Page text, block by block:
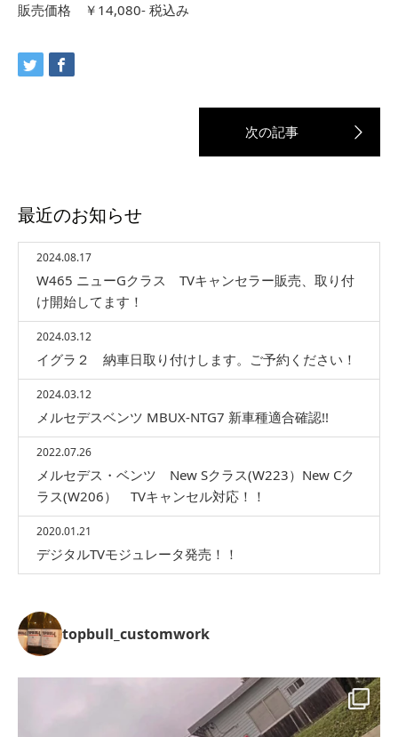
販売価格 ￥14,080- 税込み
最近のお知らせ
2024.08.17
W465 ニューGクラス TVキャンセラー販売、取り付
け開始してます！
2024.03.12
イグラ２ 納車日取り付けします。ご予約ください！
2024.03.12
メルセデスベンツ MBUX-NTG7 新車種適合確認!!
2022.07.26
メルセデス・ベンツ New Sクラス(W223）New Cク
ラス(W206） TVキャンセル対応！！
2020.01.21
デジタルTVモジュレータ発売！！
topbull_customwork